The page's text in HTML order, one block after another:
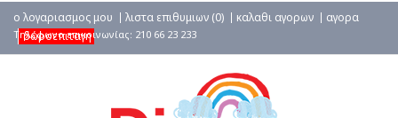
ο λογαριασμος μου λιστα επιθυμιων (0) καλαθι αγορων
αγορα
δωροεπιταγη